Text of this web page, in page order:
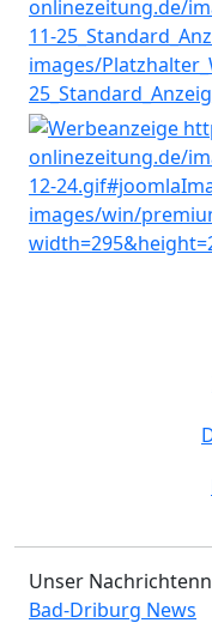
Unser
Bad-Driburg News